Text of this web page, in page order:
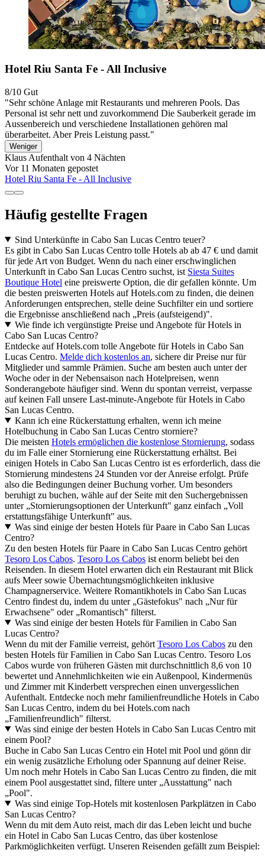
Hotel Riu Santa Fe - All Inclusive
8/10 Gut
"Sehr schöne Anlage mit Restaurants und mehreren Pools. Das
Personal ist sehr nett und zuvorkommend Die Sauberkeit gerade im
Aussenbereich und verschiedene Installationen gehören mal
überarbeitet. Aber Preis Leistung passt."
Weniger
Klaus Aufenthalt von 4 Nächten
Vor 11 Monaten gepostet
Hotel Riu Santa Fe - All Inclusive
Häufig gestellte Fragen
Sind Unterkünfte in Cabo San Lucas Centro teuer?
Es gibt in Cabo San Lucas Centro tolle Hotels ab ab 47 € und damit
für jede Art von Budget. Wenn du nach einer erschwinglichen
Unterkunft in Cabo San Lucas Centro suchst, ist Siesta Suites
Boutique Hotel eine preiswerte Option, die dir gefallen könnte. Um
die besten preiswerten Hotels auf Hotels.com zu finden, die deinen
Anforderungen entsprechen, stelle deine Suchfilter ein und sortiere
die Ergebnisse anschließend nach „Preis (aufsteigend)".
Wie finde ich vergünstigte Preise und Angebote für Hotels in
Cabo San Lucas Centro?
Entdecke auf Hotels.com tolle Angebote für Hotels in Cabo San
Lucas Centro. Melde dich kostenlos an, sichere dir Preise nur für
Mitglieder und sammle Prämien. Suche am besten auch unter der
Woche oder in der Nebensaison nach Hotelpreisen, wenn
Sonderangebote häufiger sind. Wenn du spontan verreist, verpasse
auf keinen Fall unsere Last-minute-Angebote für Hotels in Cabo
San Lucas Centro.
Kann ich eine Rückerstattung erhalten, wenn ich meine
Hotelbuchung in Cabo San Lucas Centro storniere?
Die meisten Hotels ermöglichen die kostenlose Stornierung, sodass
du im Falle einer Stornierung eine Rückerstattung erhältst. Bei
einigen Hotels in Cabo San Lucas Centro ist es erforderlich, dass die
Stornierung mindestens 24 Stunden vor der Anreise erfolgt. Prüfe
also die Bedingungen deiner Buchung vorher. Um besonders
beruhigt zu buchen, wähle auf der Seite mit den Suchergebnissen
unter „Stornierungsoptionen der Unterkunft" ganz einfach „Voll
erstattungsfähige Unterkunft" aus.
Was sind einige der besten Hotels für Paare in Cabo San Lucas
Centro?
Zu den besten Hotels für Paare in Cabo San Lucas Centro gehört
Tesoro Los Cabos. Tesoro Los Cabos ist enorm beliebt bei den
Reisenden. In diesem Hotel erwarten dich ein Restaurant mit Blick
aufs Meer sowie Übernachtungsmöglichkeiten inklusive
Champagnerservice. Weitere Romantikhotels in Cabo San Lucas
Centro findest du, indem du unter „Gästefokus" nach „Nur für
Erwachsene" oder „Romantisch" filterst.
Was sind einige der besten Hotels für Familien in Cabo San
Lucas Centro?
Wenn du mit der Familie verreist, gehört Tesoro Los Cabos zu den
besten Hotels für Familien in Cabo San Lucas Centro. Tesoro Los
Cabos wurde von früheren Gästen mit durchschnittlich 8,6 von 10
bewertet und Annehmlichkeiten wie ein Außenpool, Kindermenüs
und Zimmer mit Kinderbett versprechen einen unvergesslichen
Aufenthalt. Entdecke noch mehr familienfreundliche Hotels in Cabo
San Lucas Centro, indem du bei Hotels.com nach
„Familienfreundlich" filterst.
Was sind einige der besten Hotels in Cabo San Lucas Centro mit
einem Pool?
Buche in Cabo San Lucas Centro ein Hotel mit Pool und gönn dir
ein wenig zusätzliche Erholung oder Spannung auf deiner Reise.
Um noch mehr Hotels in Cabo San Lucas Centro zu finden, die mit
einem Pool ausgestattet sind, filtere unter „Ausstattung" nach
„Pool".
Was sind einige Top-Hotels mit kostenlosen Parkplätzen in Cabo
San Lucas Centro?
Wenn du mit dem Auto reist, mach dir das Leben leicht und buche
ein Hotel in Cabo San Lucas Centro, das über kostenlose
Parkmöglichkeiten verfügt. Unseren Reisenden gefällt zum Beispiel: